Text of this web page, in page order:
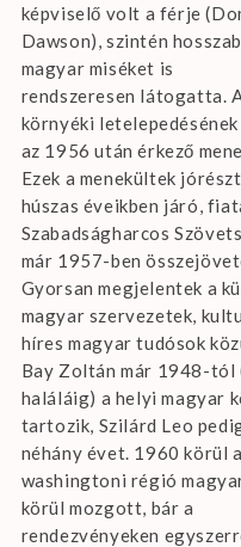
képviselő volt a férje
Dawson), szintén
magyar miséket is
rendszeresen látogatta.
környéki
az 1956 után érkező
Ezek a menekültek
húszas éveikben járó,
Szabadságharcos
már 1957-ben
Gyorsan megjelentek a
magyar szervezetek,
híres magyar tudósok
Bay Zoltán már 1948-
haláláig) a helyi magyar
tartozik, Szilárd Leo
néhány évet. 1960 körül a
washingtoni régió
körül mozgott, bár a
rendezvényeken